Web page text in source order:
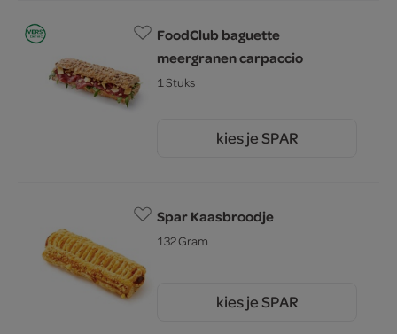
FoodClub baguette
meergranen carpaccio
1 Stuks
kies je SPAR
Spar Kaasbroodje
132 Gram
kies je SPAR